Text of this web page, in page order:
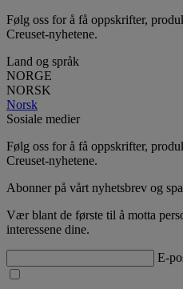
Følg oss for å få oppskrifter,
Creuset-nyhetene.
Land og språk
NORGE
NORSK
Norsk
Sosiale medier
Følg oss for å få oppskrifter,
Creuset-nyhetene.
Abonner på vårt nyhetsbrev og
Vær blant de første til å motta
interessene dine.
E-